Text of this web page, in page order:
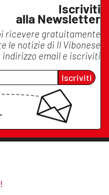
Iscriviti
alla Newsletter
ricevere gratuitamente
le notizie di Il Vibonese
indirizzo email e iscriviti
Iscriviti